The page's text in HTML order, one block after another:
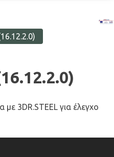
με 3DR.STEEL για έλεγχο